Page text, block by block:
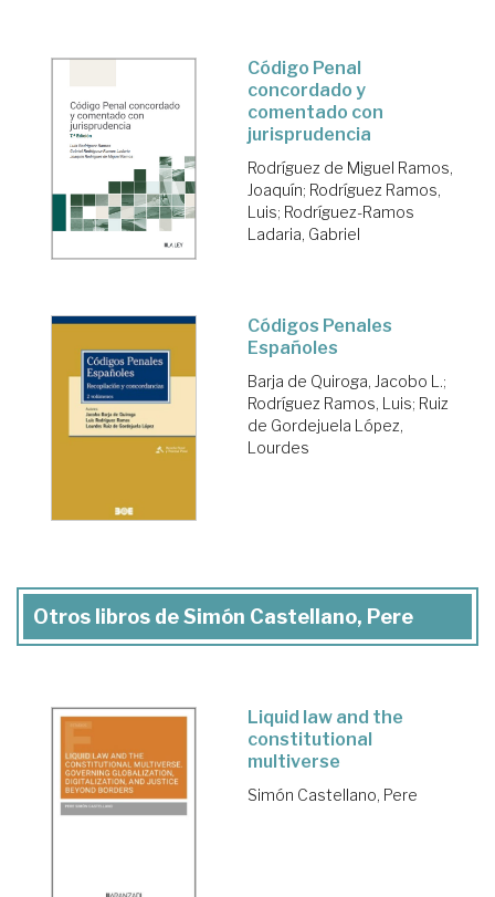
Código Penal
concordado y
comentado con
jurisprudencia
Rodríguez de Miguel Ramos,
Joaquín; Rodríguez Ramos,
Luis; Rodríguez-Ramos
Ladaria, Gabriel
Códigos Penales
Españoles
Barja de Quiroga, Jacobo L.;
Rodríguez Ramos, Luis; Ruiz
de Gordejuela López,
Lourdes
Otros libros de Simón Castellano, Pere
Liquid law and the
constitutional
multiverse
Simón Castellano, Pere